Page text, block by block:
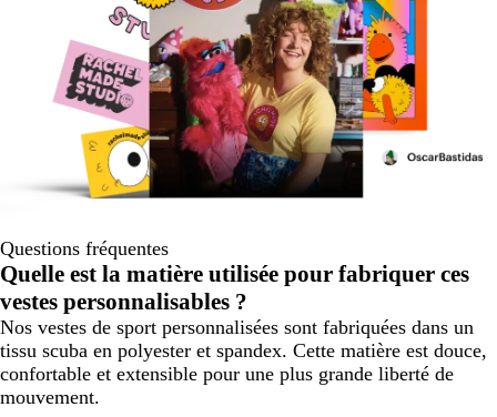
Questions fréquentes
Quelle est la matière utilisée pour fabriquer ces
vestes personnalisables ?
Nos vestes de sport personnalisées sont fabriquées dans un
tissu scuba en polyester et spandex. Cette matière est douce,
confortable et extensible pour une plus grande liberté de
mouvement.